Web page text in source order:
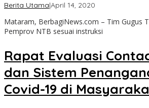
Berita Utama|April 14, 2020
Mataram, BerbagiNews.com – Tim Gugus
Pemprov NTB sesuai instruksi
Rapat Evaluasi
dan Sistem
Covid-19 di